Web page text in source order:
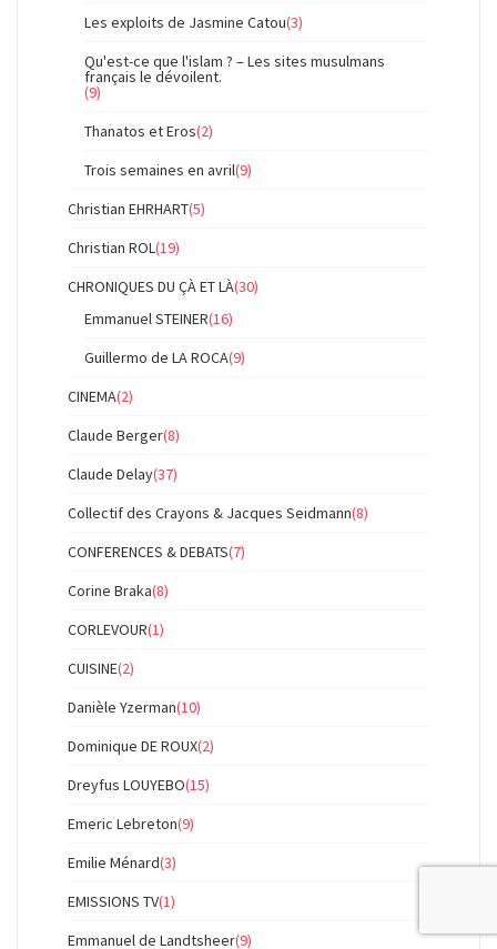
Les exploits de Jasmine Catou(3)
Qu'est-ce que l'islam ? – Les sites musulmans
français le dévoilent.
(9)
Thanatos et Eros(2)
Trois semaines en avril(9)
Christian EHRHART(5)
Christian ROL (19)
CHRONIQUES DU ÇÀ ET LÀ(30)
Emmanuel STEINER(16)
Guillermo de LA ROCA(9)
CINEMA(2)
Claude Berger(8)
Claude Delay(37)
Collectif des Crayons & Jacques Seidmann(8)
CONFERENCES & DEBATS(7)
Corine Braka(8)
CORLEVOUR(1)
CUISINE(2)
Danièle Yzerman(10)
Dominique DE ROUX(2)
Dreyfus LOUYEBO(15)
Emeric Lebreton(9)
Emilie Ménard(3)
EMISSIONS TV(1)
Emmanuel de Landtsheer(9)